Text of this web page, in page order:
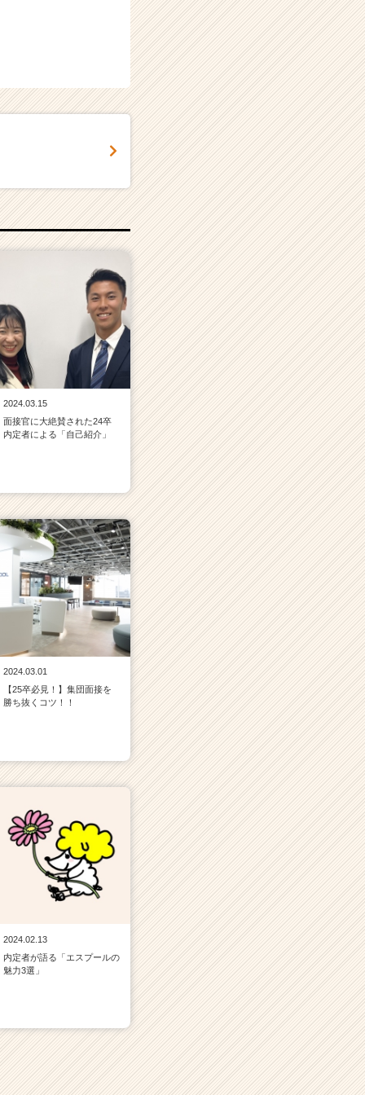
2024.03.15
面接官に大絶賛された24卒
内定者による「自己紹介」
2024.03.01
【25卒必見！】集団面接を
勝ち抜くコツ！！
2024.02.13
内定者が語る「エスプールの
魅力3選」